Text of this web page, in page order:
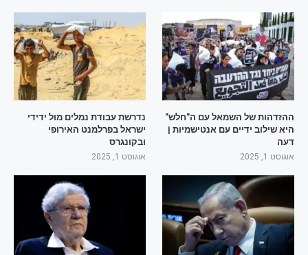
ההזדהות של השמאל עם ה"חלש"
היא שילוב ידיים עם אנטישמיות |
דעה
אוגוסט 1, 2025
נדרשת עבודת נמלים מול ידידי
ישראל בפרלמנט האירופי
ובקונגרס
אוגוסט 1, 2025